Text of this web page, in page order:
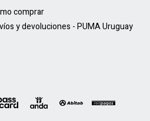
comprar
y devoluciones - PUMA Uruguay